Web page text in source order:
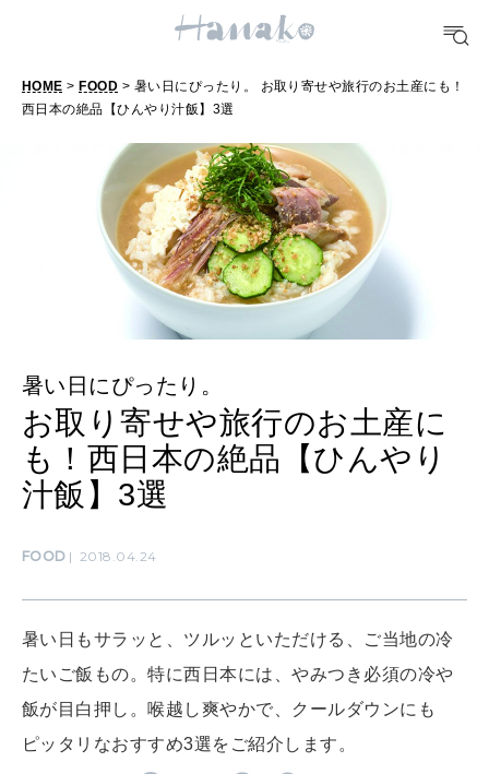
10 CATEGORIES
FOOD
おいしい
TRAVEL
どこ行く？
FORTUNE
[12星座別] Weekly Holoscope
[12星座別] Monthly Love Holoscope
女神まり愛のタロットメッセージ
HEALTH
自分にやさしく
MAMA
SUSTAINABLE
HOME > FOOD > 暑い日にぴったり。 お取り寄せや旅行のお土産にも！
西日本の絶品【ひんやり汁飯】3選
暑い日にぴったり。
お取り寄せや旅行のお土産に
も！西日本の絶品【ひんやり
汁飯】3選
FOOD 2018.04.24
暑い日もサラッと、ツルッといただける、ご当地の冷
たいご飯もの。特に西日本には、やみつき必須の冷や
飯が目白押し。喉越し爽やかで、クールダウンにも
ピッタリなおすすめ3選をご紹介します。